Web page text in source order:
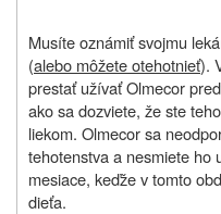
Musíte oznámiť svojmu
(alebo môžete otehotnieť).
prestať užívať Olmecor
ako sa dozviete, že ste
liekom. Olmecor sa
tehotenstva a nesmiete ho
mesiace, keďže v tomto
dieťa.